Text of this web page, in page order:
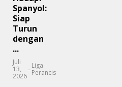
Spanyol:
Siap
Turun
dengan
...
Juli
13,
2026
- Liga
Perancis